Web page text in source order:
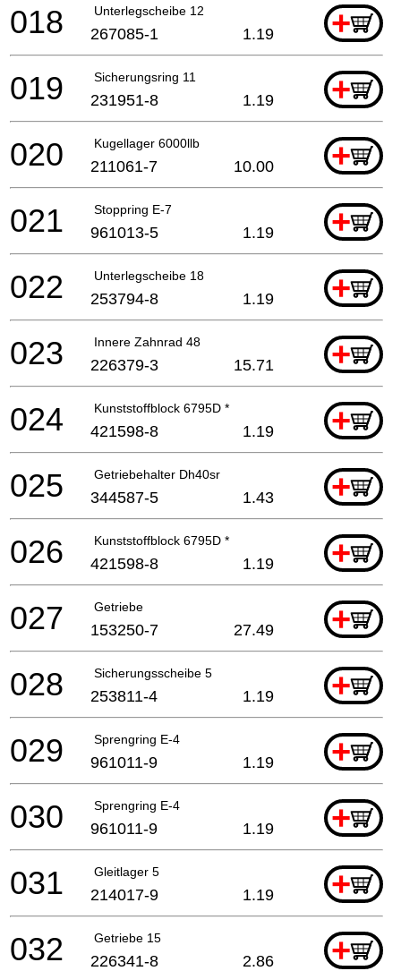
Unterlegscheibe 12 +
018 267085-1 1.19
Sicherungsring 11 +
019 231951-8 1.19
Kugellager 6000llb +
020 211061-7 10.00
Stoppring E-7 +
021 961013-5 1.19
Unterlegscheibe 18 +
022 253794-8 1.19
Innere Zahnrad 48 +
023 226379-3 15.71
Kunststoffblock 6795D * +
024 421598-8 1.19
Getriebehalter Dh40sr +
025 344587-5 1.43
Kunststoffblock 6795D * +
026 421598-8 1.19
Getriebe +
027 153250-7 27.49
Sicherungsscheibe 5 +
028 253811-4 1.19
Sprengring E-4 +
029 961011-9 1.19
Sprengring E-4 +
030 961011-9 1.19
Gleitlager 5 +
031 214017-9 1.19
Getriebe 15 +
032 226341-8 2.86